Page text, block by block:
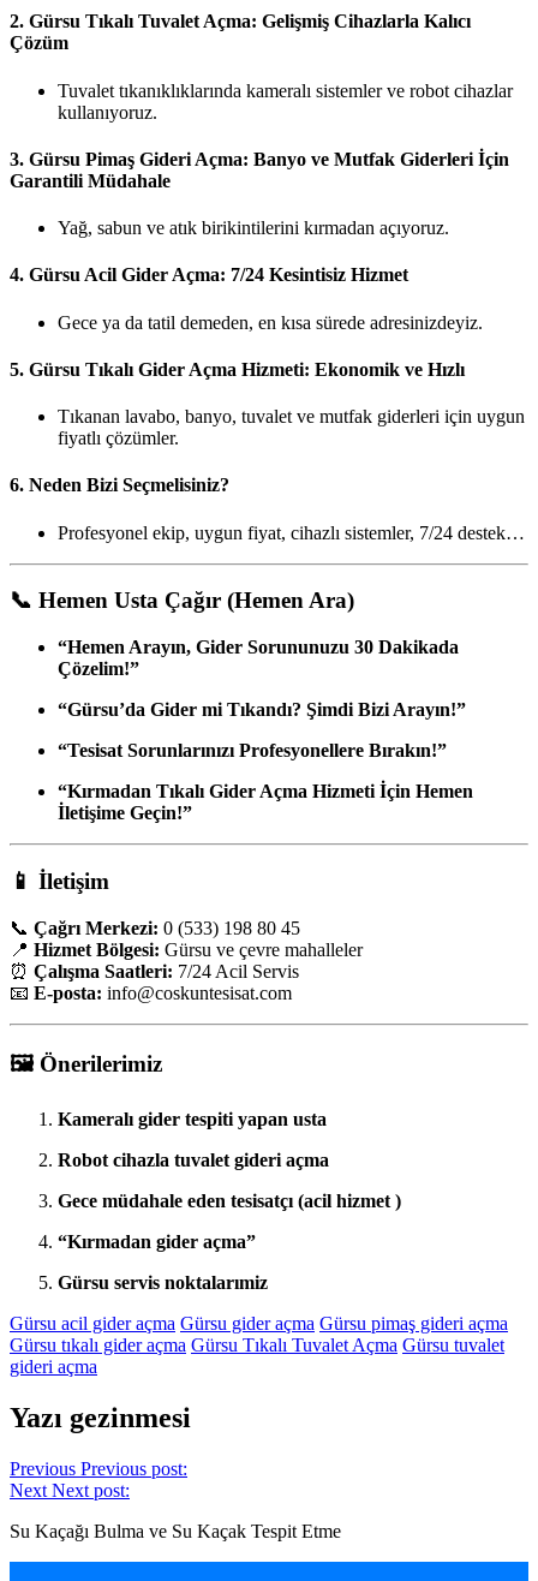
2. Gürsu Tıkalı Tuvalet Açma: Gelişmiş Cihazlarla Kalıcı
Çözüm
Tuvalet tıkanıklıklarında kameralı sistemler ve robot cihazlar
kullanıyoruz.
3. Gürsu Pimaş Gideri Açma: Banyo ve Mutfak Giderleri İçin
Garantili Müdahale
Yağ, sabun ve atık birikintilerini kırmadan açıyoruz.
4. Gürsu Acil Gider Açma: 7/24 Kesintisiz Hizmet
Gece ya da tatil demeden, en kısa sürede adresinizdeyiz.
5. Gürsu Tıkalı Gider Açma Hizmeti: Ekonomik ve Hızlı
Tıkanan lavabo, banyo, tuvalet ve mutfak giderleri için uygun
fiyatlı çözümler.
6. Neden Bizi Seçmelisiniz?
Profesyonel ekip, uygun fiyat, cihazlı sistemler, 7/24 destek…
📞 Hemen Usta Çağır (Hemen Ara)
“Hemen Arayın, Gider Sorununuzu 30 Dakikada
Çözelim!”
“Gürsu’da Gider mi Tıkandı? Şimdi Bizi Arayın!”
“Tesisat Sorunlarınızı Profesyonellere Bırakın!”
“Kırmadan Tıkalı Gider Açma Hizmeti İçin Hemen
İletişime Geçin!”
📱 İletişim
📞 Çağrı Merkezi: 0 (533) 198 80 45
📍 Hizmet Bölgesi: Gürsu ve çevre mahalleler
⏰ Çalışma Saatleri: 7/24 Acil Servis
📧 E-posta: info@coskuntesisat.com
🖼️ Önerilerimiz
Kameralı gider tespiti yapan usta
Robot cihazla tuvalet gideri açma
Gece müdahale eden tesisatçı (acil hizmet )
“Kırmadan gider açma”
Gürsu servis noktalarımiz
Gürsu acil gider açma Gürsu gider açma Gürsu pimaş gideri açma
Gürsu tıkalı gider açma Gürsu Tıkalı Tuvalet Açma Gürsu tuvalet
gideri açma
Yazı gezinmesi
Previous Previous post:
Next Next post:
Su Kaçağı Bulma ve Su Kaçak Tespit Etme